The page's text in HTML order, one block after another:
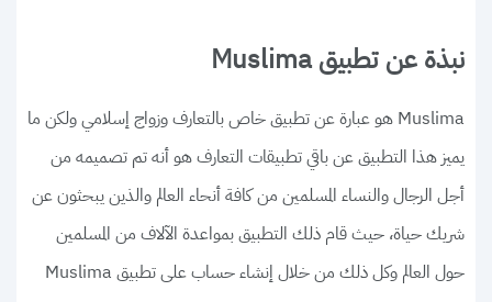
نبذة عن تطبيق Muslima
Muslima هو عبارة عن تطبيق خاص بالتعارف وزواج إسلامي ولكن ما
يميز هذا التطبيق عن باقي تطبيقات التعارف هو أنه تم تصميمه من
أجل الرجال والنساء المسلمين من كافة أنحاء العالم والذين يبحثون عن
شريك حياة، حيث قام ذلك التطبيق بمواعدة الآلاف من المسلمين
حول العالم وكل ذلك من خلال إنشاء حساب على تطبيق Muslima